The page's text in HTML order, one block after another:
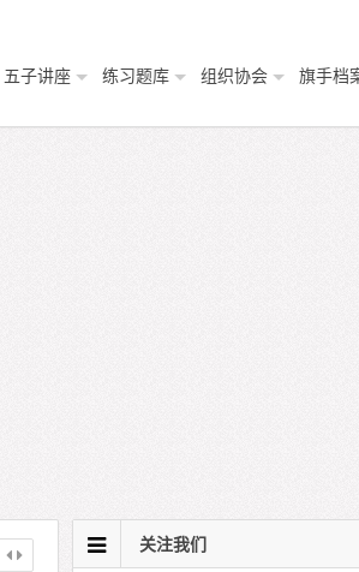
五子讲座 练习题库 组织协会 旗手档
关注我们